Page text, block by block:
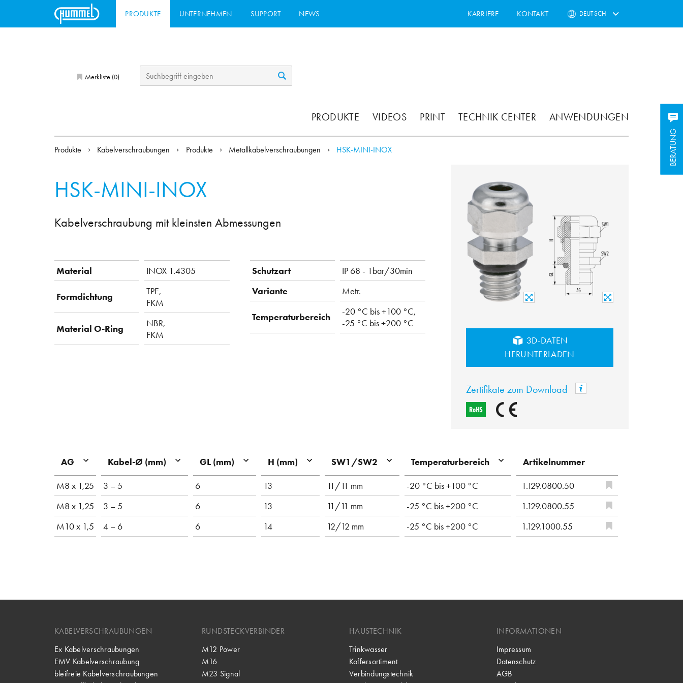
PRODUKTE UNTERNEHMEN SUPPORT NEWS KARRIERE KONTAKT DEUTSCH
Merkliste (0)
PRODUKTE VIDEOS PRINT TECHNIK CENTER ANWENDUNGEN
BERATUNG
BERATUNG
Produkte Kabelverschraubungen Produkte Metallkabelverschraubungen HSK-MINI-INOX
HSK-MINI-INOX
Kabelverschraubung mit kleinsten Abmessungen
Material INOX 1.4305
Formdichtung
TPE,
FKM
Material O-Ring
NBR,
FKM
Schutzart
IP 68 - 1bar/30min
Variante
Metr.
Temperaturbereich
-20 °C bis +100 °C,
-25 °C bis +200 °C
3D-DATEN
HERUNTERLADEN
Zertifikate zum Download
AG Kabel-Ø (mm) GL (mm) H (mm) SW1/SW2 Temperaturbereich Artikelnummer
M8 x 1,25 3 – 5 6 13 11/11 mm -20 °C bis +100 °C
1.129.0800.50
M8 x 1,25
3 – 5 6 13 11/11 mm -25 °C bis +200 °C
1.129.0800.55
M10 x 1,5
4 – 6 6 14 12/12 mm -25 °C bis +200 °C 1.129.1000.55
KABELVERSCHRAUBUNGEN
Ex Kabelverschraubungen
EMV Kabelverschraubung
bleifreie Kabelverschraubungen
RUNDSTECKVERBINDER
M12 Power
M16
M23 Signal
HAUSTECHNIK
Trinkwasser
Koffersortiment
Verbindungstechnik
INFORMATIONEN
Impressum
Datenschutz
AGB